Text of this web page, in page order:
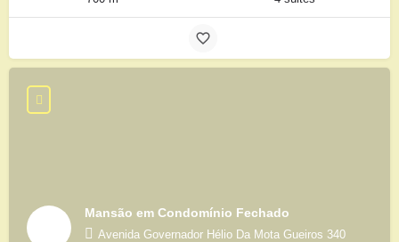
Mansão em Condomínio Fechado
Avenida Governador Hélio Da Mota Gueiros 340